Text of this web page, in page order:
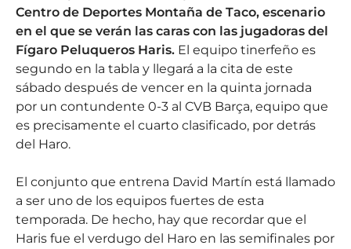
Centro de Deportes Montaña de Taco, escenario
en el que se verán las caras con las jugadoras del
Fígaro Peluqueros Haris. El equipo tinerfeño es
segundo en la tabla y llegará a la cita de este
sábado después de vencer en la quinta jornada
por un contundente 0-3 al CVB Barça, equipo que
es precisamente el cuarto clasificado, por detrás
del Haro.
El conjunto que entrena David Martín está llamado
a ser uno de los equipos fuertes de esta
temporada. De hecho, hay que recordar que el
Haris fue el verdugo del Haro en las semifinales por